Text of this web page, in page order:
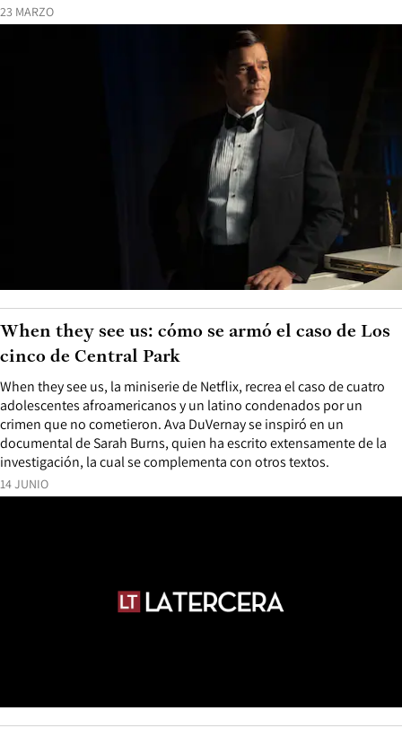
23 MARZO
14 JUNIO
When they see us, la miniserie de Netflix, recrea el caso de cuatro
adolescentes afroamericanos y un latino condenados por un
crimen que no cometieron. Ava DuVernay se inspiró en un
documental de Sarah Burns, quien ha escrito extensamente de la
investigación, la cual se complementa con otros textos.
When they see us: cómo se armó el caso de Los
cinco de Central Park